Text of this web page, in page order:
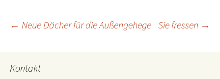
Beitrags-
Navigation
← Neue Dächer für die Außengehege Sie fressen →
Kontakt